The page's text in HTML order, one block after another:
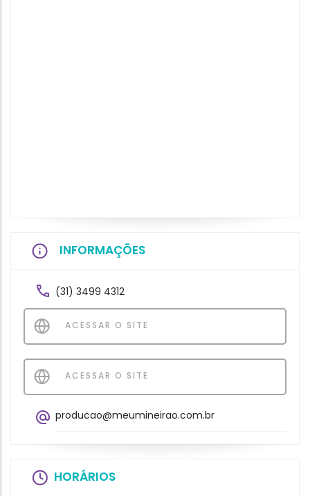
INFORMAÇÕES
(31) 3499 4312
ACESSAR O SITE
ACESSAR O SITE
producao@meumineirao.com.br
HORÁRIOS